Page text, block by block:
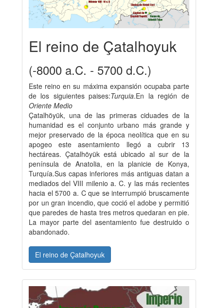
El reino de Çatalhoyuk
(-8000 a.C. - 5700 d.C.)
Este reino en su máxima expansión ocupaba parte
de los siguientes paises:Turquia.En la región de
Oriente Medio
Çatalhöyük, una de las primeras ciduades de la
humanidad es el conjunto urbano más grande y
mejor preservado de la época neolítica que en su
apogeo este asentamiento llegó a cubrir 13
hectáreas. Çatalhöyük está ubicado al sur de la
península de Anatolia, en la planicie de Konya,
Turquía.Sus capas inferiores más antiguas datan a
mediados del VIII milenio a. C. y las más recientes
hacia el 5700 a. C que se interrumpió bruscamente
por un gran incendio, que coció el adobe y permitió
que paredes de hasta tres metros quedaran en pie.
La mayor parte del asentamiento fue destruido o
abandonado.
El reino de Çatalhoyuk